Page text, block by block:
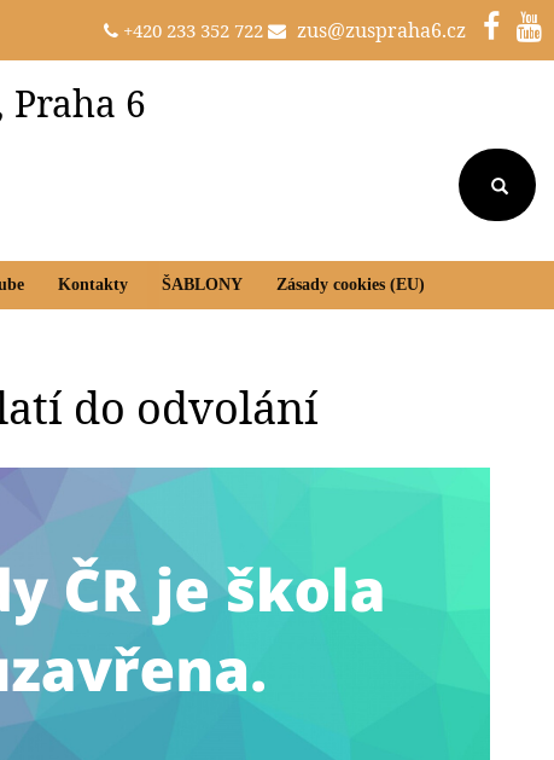
+420 233 352 722 zus@zuspraha6.cz
6
Kontakty ŠABLONY Zásady cookies (EU)
do odvolání